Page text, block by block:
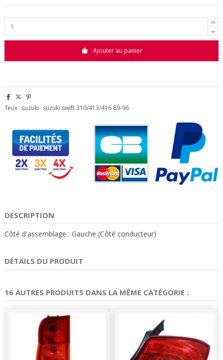
Ajouter au panier
feux suzuki suzuki swift 310/413/416 89-96
DESCRIPTION
Côté d'assemblage : Gauche (Côté conducteur)
DÉTAILS DU PRODUIT
16 AUTRES PRODUITS DANS LA MÊME CATÉGORIE :